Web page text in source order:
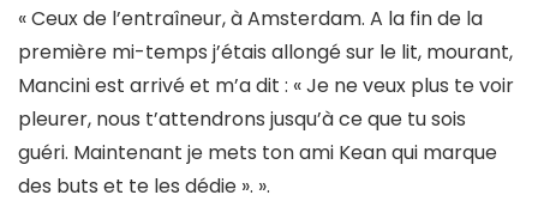
« Ceux de l’entraîneur, à Amsterdam. A la fin de la
première mi-temps j’étais allongé sur le lit, mourant,
Mancini est arrivé et m’a dit : « Je ne veux plus te voir
pleurer, nous t’attendrons jusqu’à ce que tu sois
guéri. Maintenant je mets ton ami Kean qui marque
des buts et te les dédie ». ».